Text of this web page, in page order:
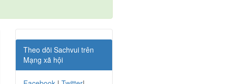
Theo dõi Sachvui trên
Mạng xã hội